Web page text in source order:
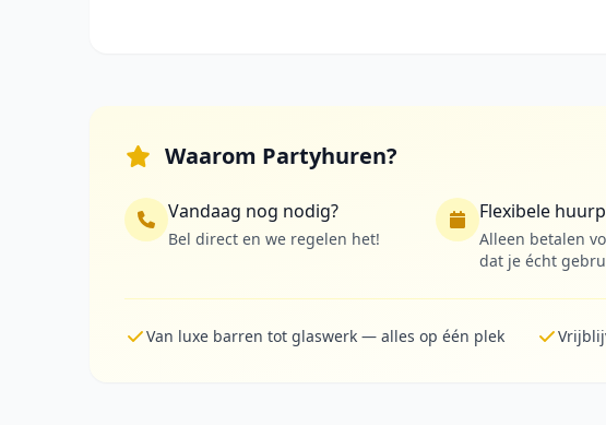
Waarom Partyhuren?
Vandaag nog nodig?
Bel direct en we regelen het!
Flexibele
Alleen betalen
dat je écht
Van luxe barren tot glaswerk — alles op één plek